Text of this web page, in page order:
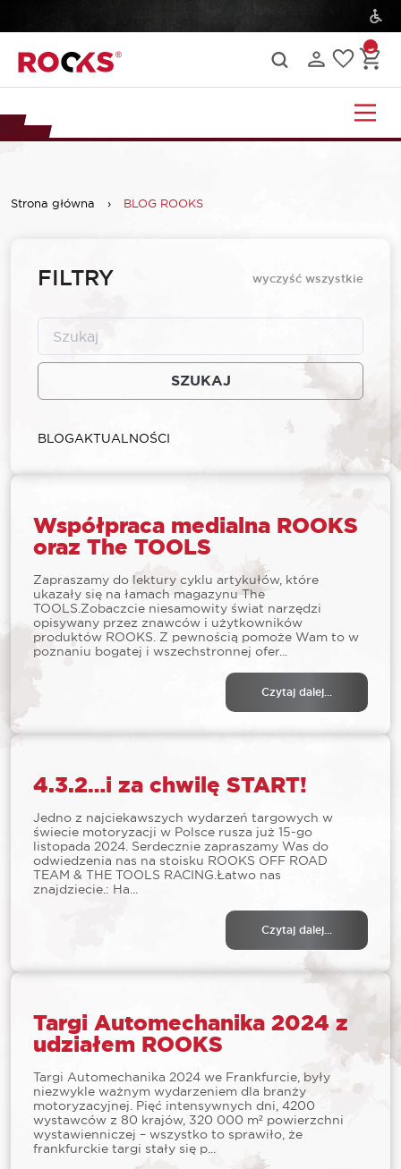
Strona główna › BLOG ROOKS
FILTRY wyczyść wszystkie
SZUKAJ
BLOGAKTUALNOŚCI
Współpraca medialna ROOKS
oraz The TOOLS
Zapraszamy do lektury cyklu artykułów, które
ukazały się na łamach magazynu The
TOOLS.Zobaczcie niesamowity świat narzędzi
opisywany przez znawców i użytkowników
produktów ROOKS. Z pewnością pomoże Wam to w
poznaniu bogatej i wszechstronnej ofer...
Czytaj dalej...
4.3.2…i za chwilę START!
Jedno z najciekawszych wydarzeń targowych w
świecie motoryzacji w Polsce rusza już 15-go
listopada 2024. Serdecznie zapraszamy Was do
odwiedzenia nas na stoisku ROOKS OFF ROAD
TEAM & THE TOOLS RACING.Łatwo nas
znajdziecie.: Ha...
Czytaj dalej...
Targi Automechanika 2024 z
udziałem ROOKS
Targi Automechanika 2024 we Frankfurcie, były
niezwykle ważnym wydarzeniem dla branży
motoryzacyjnej. Pięć intensywnych dni, 4200
wystawców z 80 krajów, 320 000 m² powierzchni
wystawienniczej – wszystko to sprawiło, że
frankfurckie targi stały się p...